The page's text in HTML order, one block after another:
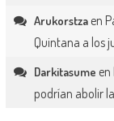
Arukorstzaen
Quintana a los
Darkitasume en
podrían abolir